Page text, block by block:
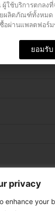
privacy
enhance your
ใช้บริการตกลง
ยผลิตภัณฑ์ทั้งหม
อผ่านแพลตฟอร์ม
ยอมรับ